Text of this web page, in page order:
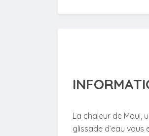
La chaleur de Maui,
glissade d’eau